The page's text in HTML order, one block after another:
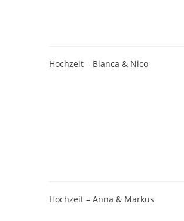
Hochzeit – Bianca & Nico
Hochzeit – Anna & Markus